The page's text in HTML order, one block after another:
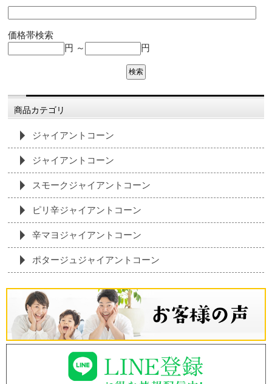
価格帯検索
円 ～
円
商品カテゴリ
ジャイアントコーン
ジャイアントコーン
スモークジャイアントコーン
ピリ辛ジャイアントコーン
辛マヨジャイアントコーン
ポタージュジャイアントコーン